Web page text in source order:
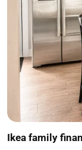
Ikea family